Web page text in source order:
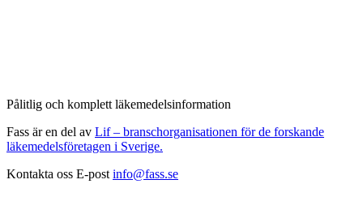
Pålitlig och komplett läkemedelsinformation
Fass är en del av Lif – branschorganisationen för de forskande
läkemedelsföretagen i Sverige.
Kontakta oss E-post info@fass.se